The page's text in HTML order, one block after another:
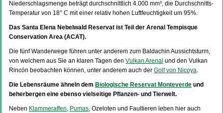
Niederschlagsmenge beträgt durchschnittlich 4.000 mm³, die Durchschnitts-
Temperatur von 18° C mit einer relativ hohen Luftfeuchtigkeit um 95%.
Das Santa Elena Nebelwald Reservat ist Teil der Arenal Tempisque
Conservation Area (ACAT).
Die fünf Wanderwege führen unter anderem zum Baldachin Aussichtsturm,
von welchem aus Sie an klaren Tagen den Vulkan Arenal und den Vulkan
Rincón beobachten können, unter anderem auch der Golf von Nicoya.
Die Lebensräume ähneln dem Biologische Reservat Monteverde und
beherbergen eine ebenso vielseitige Pflanzen- und Tierwelt.
Neben Klammeraffen, Pumas, Ozeloten und Faultieren leben hier auch